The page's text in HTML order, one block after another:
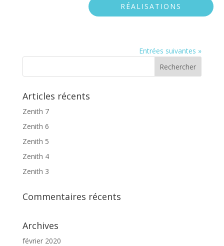
RÉALISATIONS
Entrées suivantes »
Articles récents
Zenith 7
Zenith 6
Zenith 5
Zenith 4
Zenith 3
Commentaires récents
Archives
février 2020